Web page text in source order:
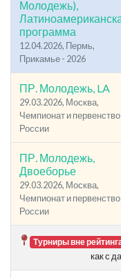
Молодежь),
программа
12.04.2026, Пермь,
Прикамье - 2026
ПР. Молодежь, LA
29.03.2026, Москва,
Чемпионат и первенство
России
ПР. Молодежь,
Двоеборье
29.03.2026, Москва,
Чемпионат и первенство
России
Турниры вне
как с